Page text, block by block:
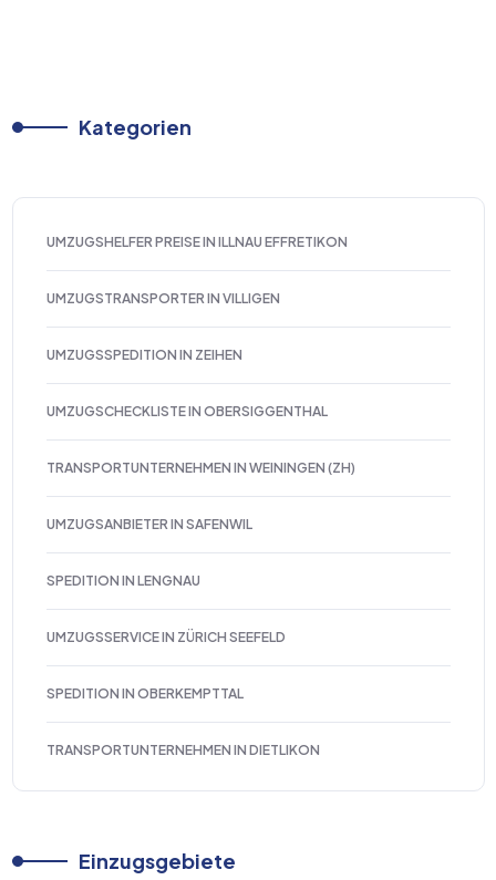
Kategorien
UMZUGSHELFER PREISE IN ILLNAU EFFRETIKON
UMZUGSTRANSPORTER IN VILLIGEN
UMZUGSSPEDITION IN ZEIHEN
UMZUGSCHECKLISTE IN OBERSIGGENTHAL
TRANSPORTUNTERNEHMEN IN WEININGEN (ZH)
UMZUGSANBIETER IN SAFENWIL
SPEDITION IN LENGNAU
UMZUGSSERVICE IN ZÜRICH SEEFELD
SPEDITION IN OBERKEMPTTAL
TRANSPORTUNTERNEHMEN IN DIETLIKON
Einzugsgebiete